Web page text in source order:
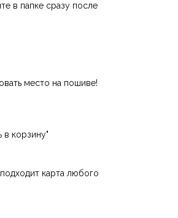
в папке сразу после
место на пошиве!
в корзину"
карта любого